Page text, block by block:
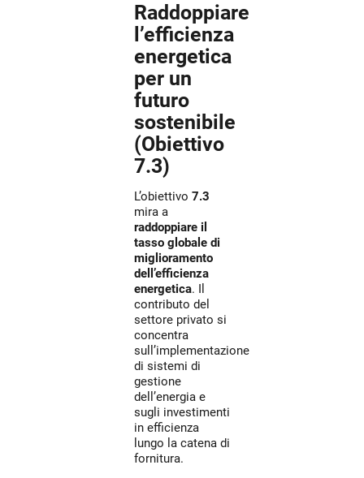
Raddoppiare
l’efficienza
energetica
per un
futuro
sostenibile
(Obiettivo
7.3)
L’obiettivo 7.3
mira a
raddoppiare il
tasso globale di
miglioramento
dell’efficienza
energetica. Il
contributo del
settore privato si
concentra
sull’implementazione
di sistemi di
gestione
dell’energia e
sugli investimenti
in efficienza
lungo la catena di
fornitura.